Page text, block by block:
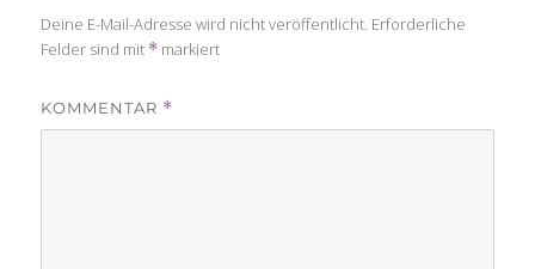
Deine E-Mail-Adresse wird nicht veröffentlicht. Erforderliche
Felder sind mit * markiert
KOMMENTAR *